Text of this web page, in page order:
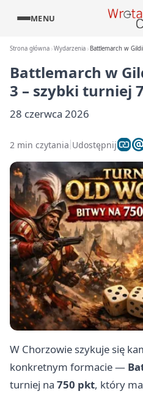
MENU
Strona główna Wydarzenia Battlemarch w
Battlemarch w
3 – szybki turniej
28 czerwca 2026
2 min czytania Udostępnij
W Chorzowie szykuje się
konkretnym formacie —
turniej na 750 pkt, który